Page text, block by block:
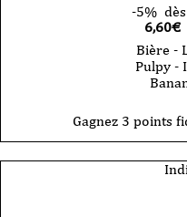
-5%
6,60€
Bière -
Pulpy -
Gagnez 3 points